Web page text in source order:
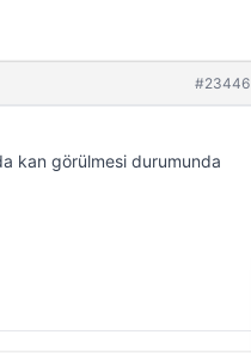
#23446
kan görülmesi durumunda